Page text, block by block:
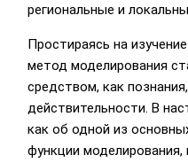
региональные и
Простираясь на
метод моделирования
средством, как
действительности. В
как об одной из
функции